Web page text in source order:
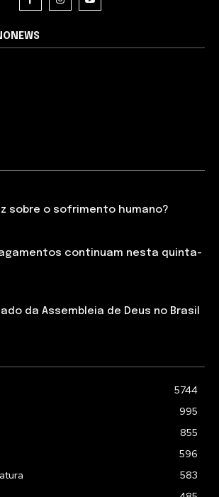
sobre o sofrimento humano?
continuam nesta quinta-
da Assembleia de Deus no Brasil
5744
995
855
596
583